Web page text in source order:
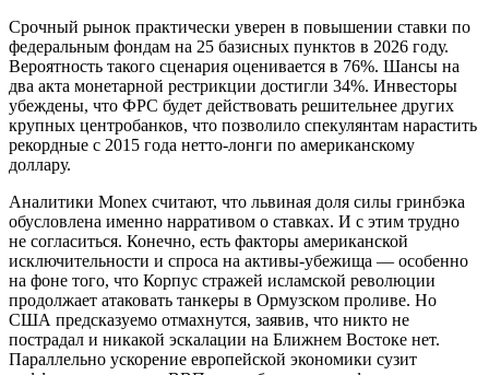
Срочный рынок практически уверен в повышении ставки по
федеральным фондам на 25 базисных пунктов в 2026 году.
Вероятность такого сценария оценивается в 76%. Шансы на
два акта монетарной рестрикции достигли 34%. Инвесторы
убеждены, что ФРС будет действовать решительнее других
крупных центробанков, что позволило спекулянтам нарастить
рекордные с 2015 года нетто-лонги по американскому
доллару.
Аналитики Monex считают, что львиная доля силы гринбэка
обусловлена именно нарративом о ставках. И с этим трудно
не согласиться. Конечно, есть факторы американской
исключительности и спроса на активы-убежища — особенно
на фоне того, что Корпус стражей исламской революции
продолжает атаковать танкеры в Ормузском проливе. Но
США предсказуемо отмахнутся, заявив, что никто не
пострадал и никакой эскалации на Ближнем Востоке нет.
Параллельно ускорение европейской экономики сузит